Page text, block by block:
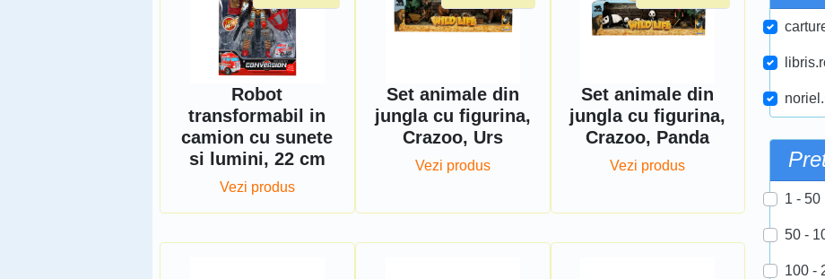
Robot
transformabil in
camion cu sunete
si lumini, 22 cm
Vezi produs
Set animale din
jungla cu figurina,
Crazoo, Urs
Vezi produs
Set animale din
jungla cu figurina,
Crazoo, Panda
Vezi produs
1 - 50
50 -
100 -